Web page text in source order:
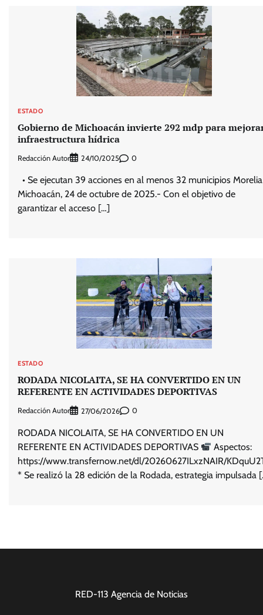
ESTADO
Gobierno de Michoacán invierte 292 mdp para
infraestructura hídrica
Redacción Autor 24/10/2025 0
• Se ejecutan 39 acciones en al menos 32 municipios
Michoacán, 24 de octubre de 2025.- Con el objetivo de
garantizar el acceso […]
ESTADO
RODADA NICOLAITA, SE HA CONVERTIDO EN UN
REFERENTE EN ACTIVIDADES DEPORTIVAS
Redacción Autor 27/06/2026 0
RODADA NICOLAITA, SE HA CONVERTIDO EN UN
REFERENTE EN ACTIVIDADES DEPORTIVAS
Aspectos:
https://www.transfernow.net/dl/20260627ILxzNAIR/
* Se realizó la 28 edición de la Rodada, estrategia impulsada
RED-113 Agencia de Noticias